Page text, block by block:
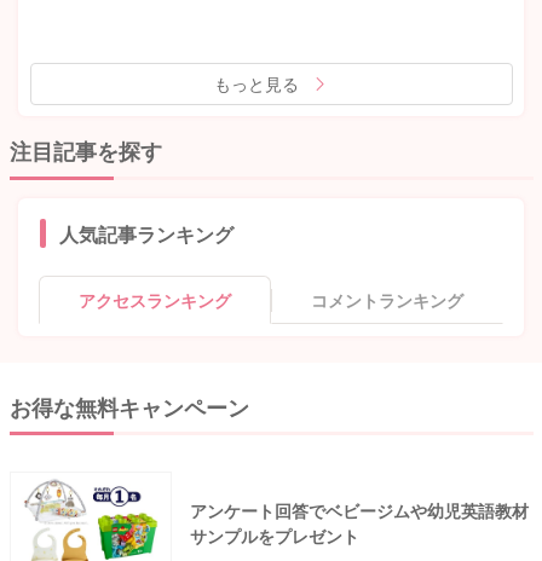
もっと見る
注目記事を探す
人気記事ランキング
アクセスランキング コメントランキング
お得な無料キャンペーン
アンケート回答でベビージムや幼児英語教材
サンプルをプレゼント